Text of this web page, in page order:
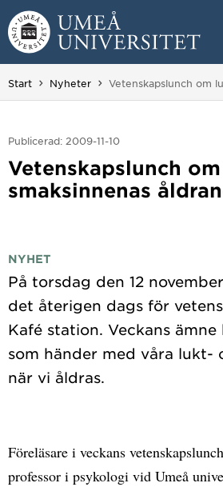
Hoppa direkt till innehållet
Huvudmenyn dold.
Start Nyheter Du är här:
Vetenskapslunch om
Publicerad: 2009-11-10
Vetenskapslunch
smaksinnenas
NYHET
På torsdag den 12
det återigen dags för
Kafé station. Veckans
som händer med våra lukt-
Föreläsare i veckans
professor i psykologi vid Umeå